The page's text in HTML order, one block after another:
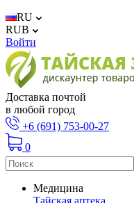
RU
RUB
Войти
Доставка почтой
в любой город
+6 (691) 753-00-27
0
Медицина
Тайская аптека